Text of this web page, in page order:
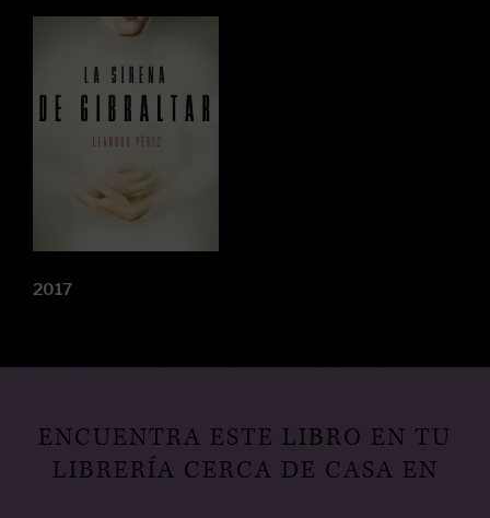
2017
ENCUENTRA ESTE LIBRO EN TU
LIBRERÍA CERCA DE CASA EN